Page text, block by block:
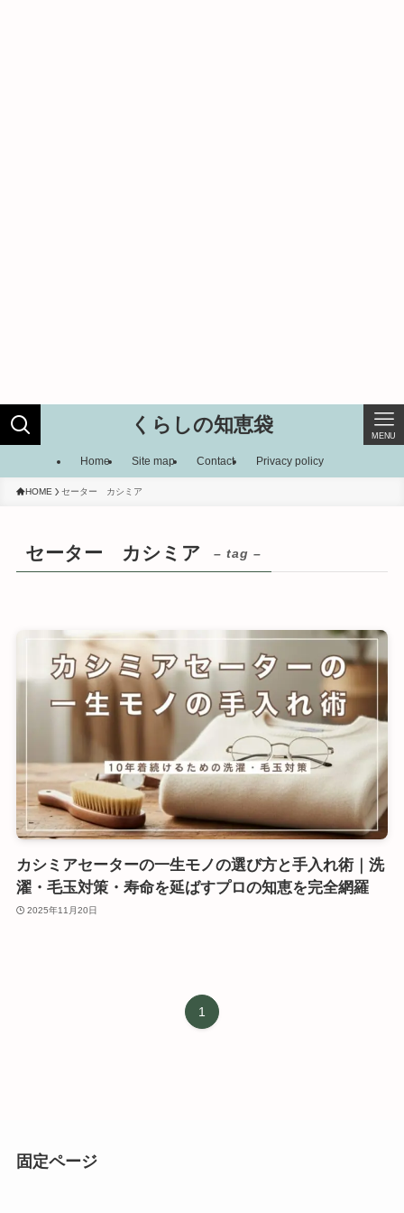
くらしの知恵袋 MENU
Home Site map Contact Privacy policy
HOME セーター カシミア
セーター カシミア – tag –
カシミアセーターの一生モノの選び方と手入れ術｜洗
濯・毛玉対策・寿命を延ばすプロの知恵を完全網羅
2025年11月20日
1
固定ページ